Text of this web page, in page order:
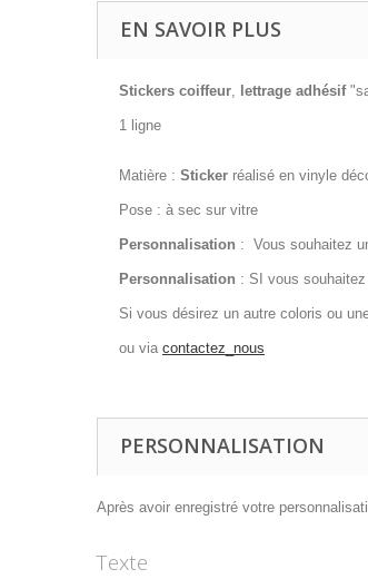
EN SAVOIR PLUS
Stickers coiffeur, lettrage adhésif
1 ligne
Matière : Sticker réalisé en vinyle
Pose : à sec sur vitre
Personnalisation : Vous souhaitez
Personnalisation : SI vous
Si vous désirez un autre coloris ou
ou via contactez_nous
PERSONNALISATION
Après avoir enregistré votre
Texte